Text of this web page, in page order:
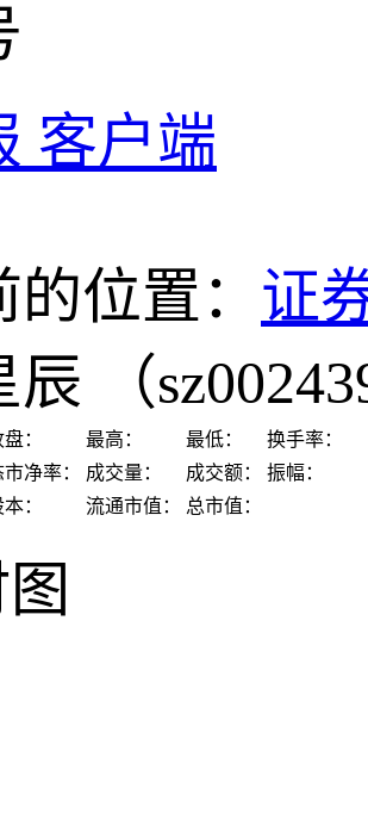
客户端
位置： 证
辰
（
： 最高： 最低：
换手率：
净率： 成交量： 成交额：
振幅：
： 流通市值： 总市值：